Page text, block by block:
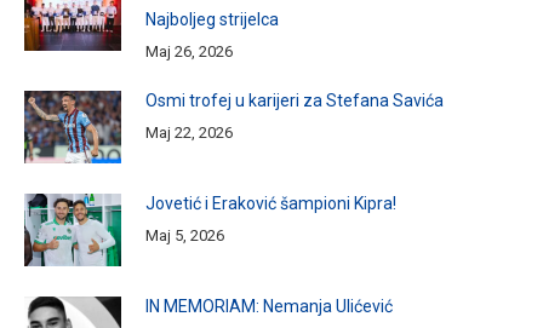
Najboljeg strijelca
Maj 26, 2026
Osmi trofej u karijeri za Stefana Savića
Maj 22, 2026
Jovetić i Eraković šampioni Kipra!
Maj 5, 2026
IN MEMORIAM: Nemanja Ulićević